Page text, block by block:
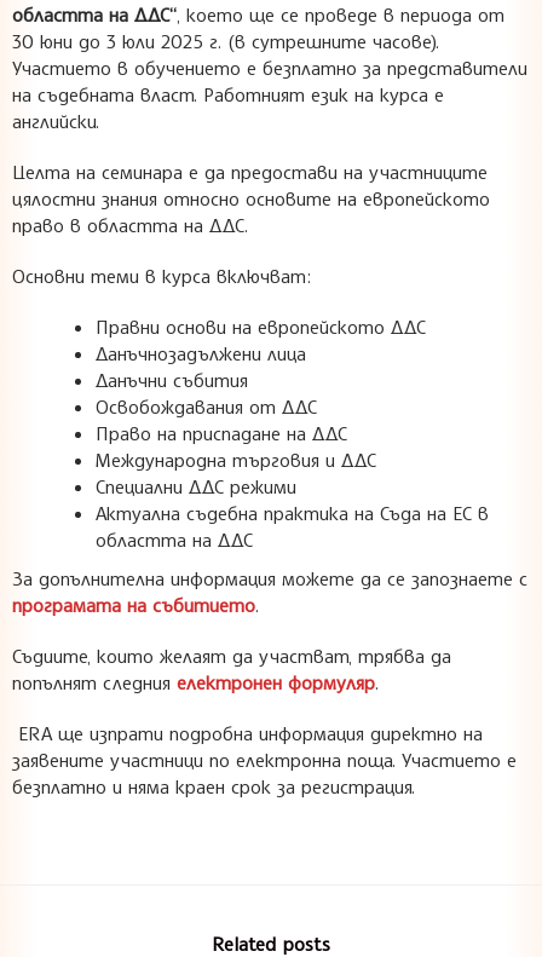
областта на ДДС“ , което ще се проведе в периода от
30 юни до 3 юли 2025 г. (в сутрешните часове).
Участието в обучението е безплатно за представители
на съдебната власт. Работният език на курса е
английски.
Целта на семинара е да предостави на участниците
цялостни знания относно основите на европейското
право в областта на ДДС.
Основни теми в курса включват:
Правни основи на европейското ДДС
Данъчнозадължени лица
Данъчни събития
Освобождавания от ДДС
Право на приспадане на ДДС
Международна търговия и ДДС
Специални ДДС режими
Актуална съдебна практика на Съда на ЕС в
областта на ДДС
За допълнителна информация можете да се запознаете с
програмата на събитието.
Съдиите, които желаят да участват, трябва да
попълнят следния електронен формуляр.
ERA ще изпрати подробна информация директно на
заявените участници по електронна поща. Участието е
безплатно и няма краен срок за регистрация.
Related posts